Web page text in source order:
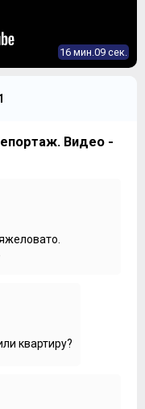
16 мин.09 сек.
Видео -
квартиру?